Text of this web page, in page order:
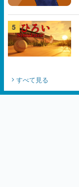
5
すべて見る